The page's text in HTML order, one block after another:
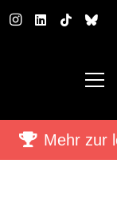
Mehr zur